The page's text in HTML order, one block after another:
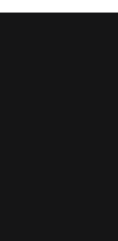
докторанти